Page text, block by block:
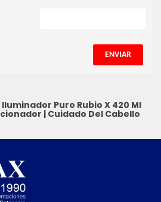
ENVIAR
Puro Rubio X 420 Ml
| Cuidado Del Cabello